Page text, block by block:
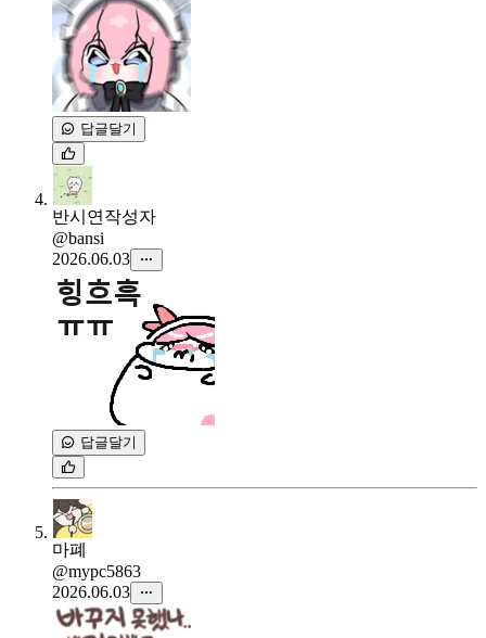
답글달기
반시연 작성자
@bansi
2026.06.03
답글달기
마폐
@mypc5863
2026.06.03